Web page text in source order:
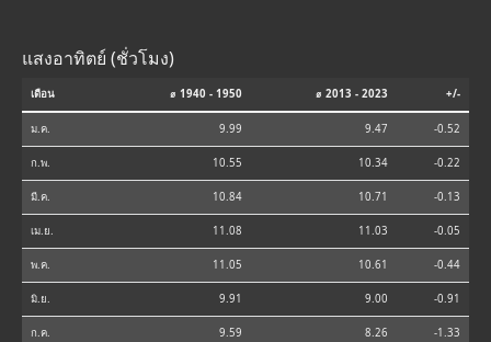
แสงอาทิตย์ (ชั่วโมง)
เดือน ⌀ 1940 - 1950 ⌀ 2013 - 2023 +/-
ม.ค. 9.99 9.47 -0.52
ก.พ. 10.55 10.34 -0.22
มี.ค. 10.84 10.71 -0.13
เม.ย. 11.08 11.03 -0.05
พ.ค. 11.05 10.61 -0.44
มิ.ย. 9.91 9.00 -0.91
ก.ค. 9.59 8.26 -1.33